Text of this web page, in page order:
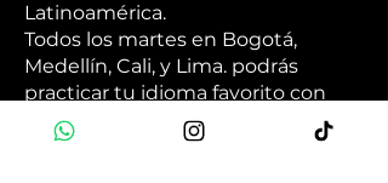
Latinoamérica.
Todos los martes en Bogotá,
Medellín, Cali, y Lima. podrás
practicar tu idioma favorito con
hablantes nativos y luego terminar
la noche en la mejor fiesta